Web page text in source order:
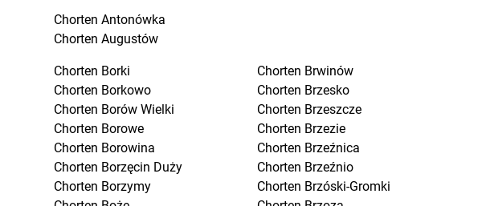
Chorten Antonówka
Chorten Augustów
Chorten Borki
Chorten Borkowo
Chorten Borów Wielki
Chorten Borowe
Chorten Borowina
Chorten Borzęcin Duży
Chorten Borzymy
Chorten Brwinów
Chorten Brzesko
Chorten Brzeszcze
Chorten Brzezie
Chorten Brzeźnica
Chorten Brzeźnio
Chorten Brzóski-Gromki